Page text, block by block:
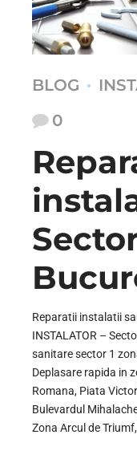
BLOG
0
Reparatii instalatii
INSTALATOR –
sanitare sector 1
Deplasare rapida in
Romana, Piata
Bulevardul
Zona Arcul de